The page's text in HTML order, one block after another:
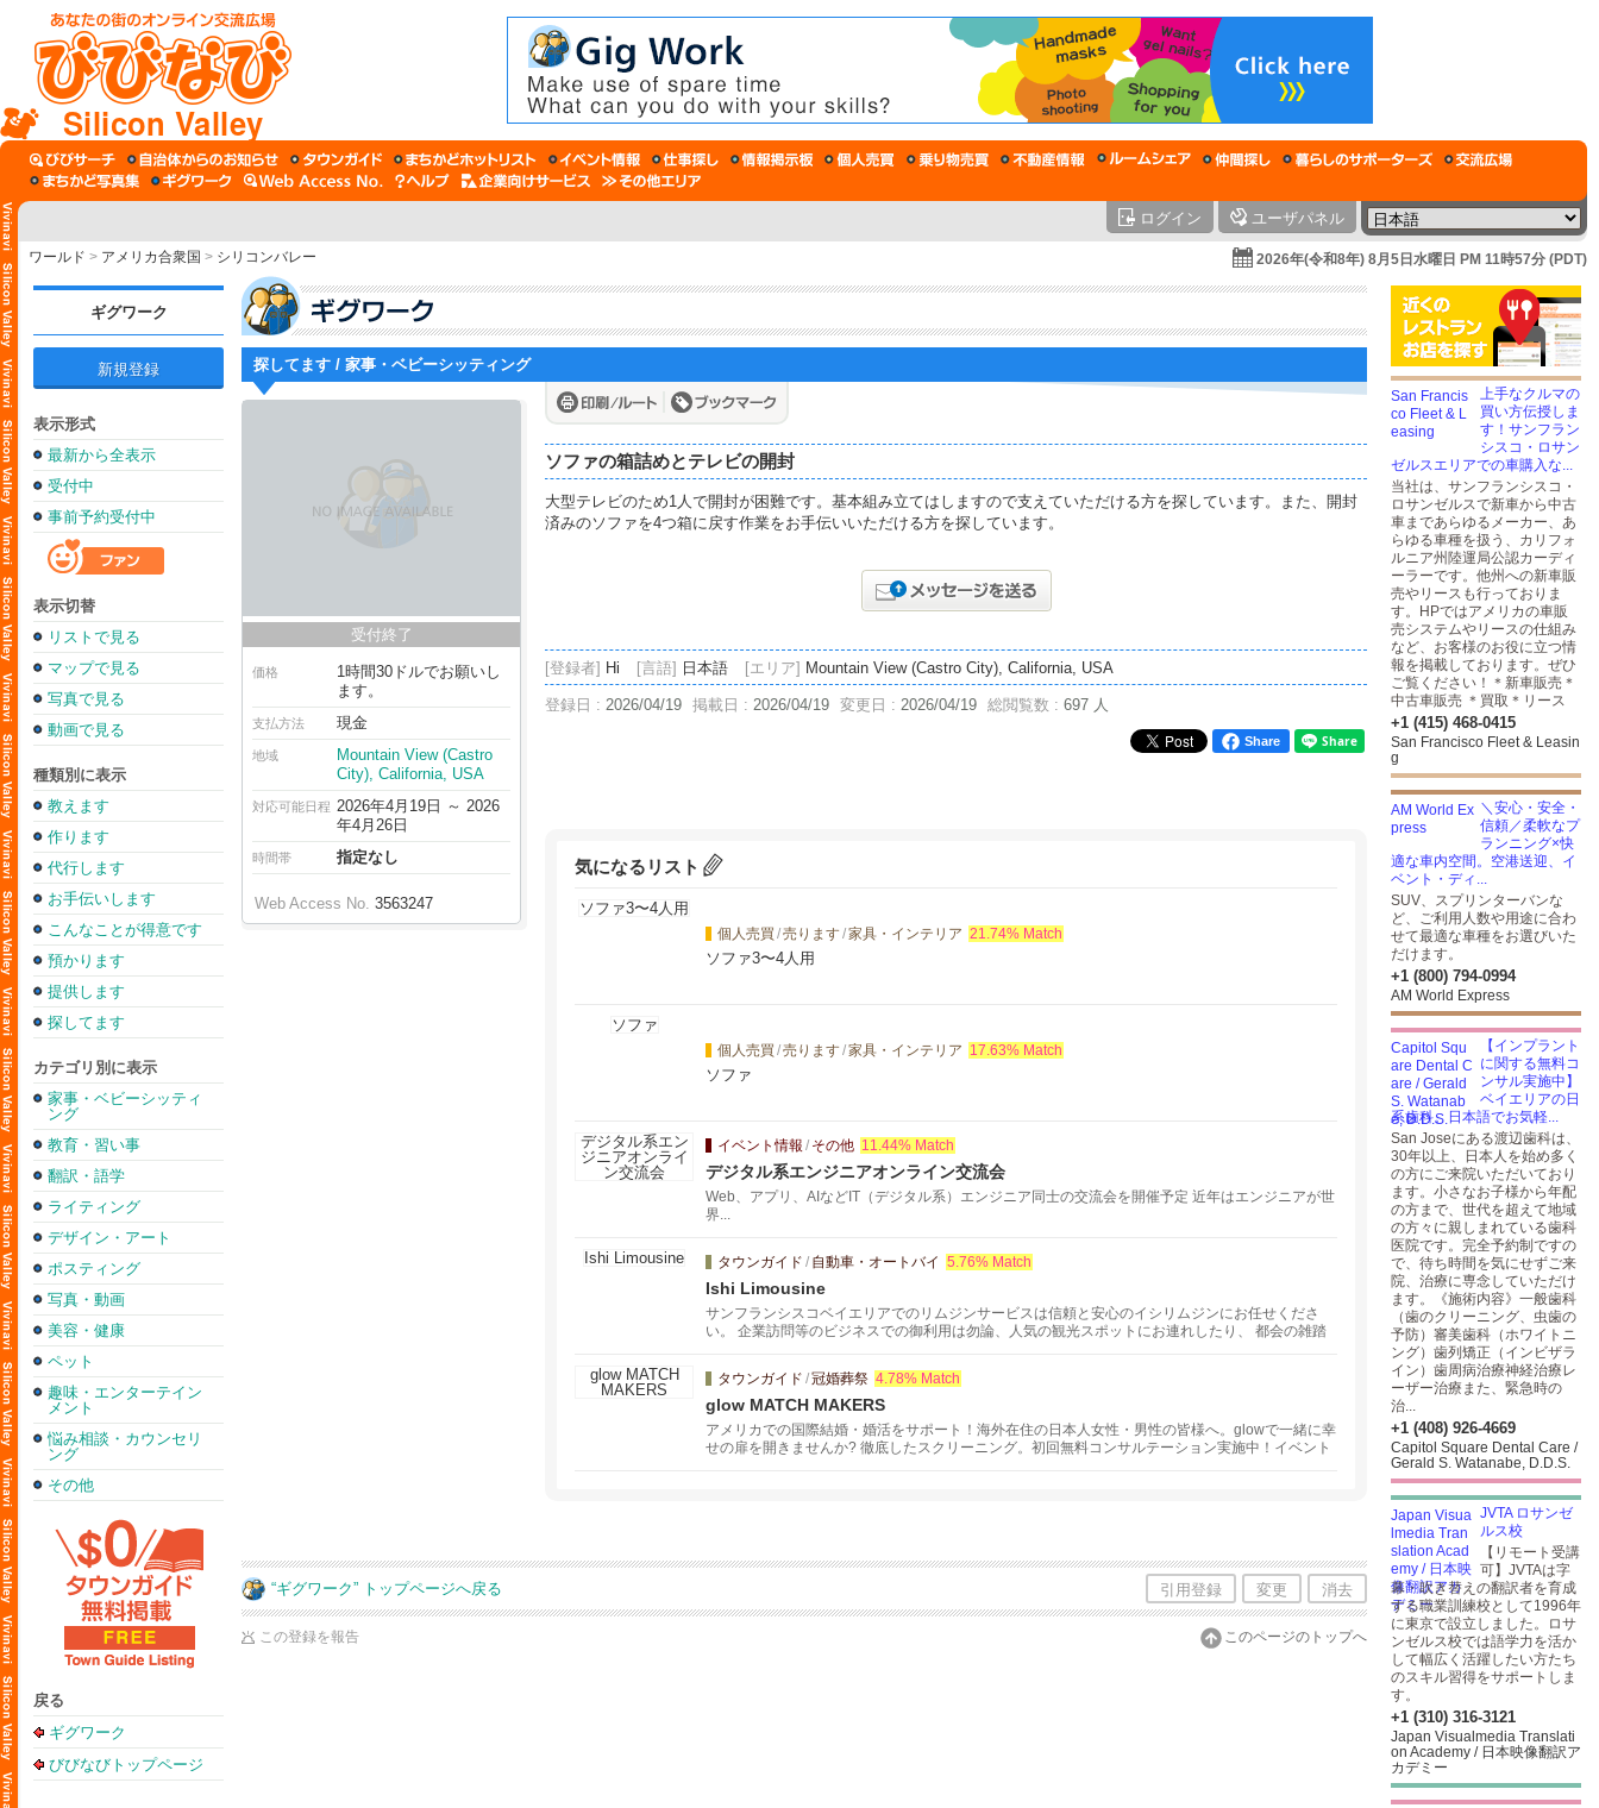
Silicon Valley
ログイン ユーザパネル
ワールド > アメリカ合衆国 > シリコンバレー 2026年(令和8年) 8月5日水曜日 PM 11時57分 (PDT)
ギグワーク
新規登録
表示形式
最新から全表示
受付中
事前予約受付中
表示切替
リストで見る
マップで見る
写真で見る
動画で見る
種類別に表示
教えます
作ります
代行します
お手伝いします
こんなことが得意です
預かります
提供します
探してます
カテゴリ別に表示
家事・ベビーシッティ
ング
教育・習い事
翻訳・語学
ライティング
デザイン・アート
ポスティング
写真・動画
美容・健康
ペット
趣味・エンターテイン
メント
悩み相談・カウンセリ
ング
その他
戻る
ギグワーク
びびなびトップページ
探してます / 家事・ベビーシッティング
受付終了
価格
1時間30ドルでお願いし
ます。
支払方法 現金
地域
Mountain View (Castro
City), California, USA
対応可能日程 2026年4月19日 ～ 2026
年4月26日
時間帯 指定なし
Web Access No. 3563247
ソファの箱詰めとテレビの開封
大型テレビのため1人で開封が困難です。基本組み立てはしますので支えていただける方を探しています。また、開封
済みのソファを4つ箱に戻す作業をお手伝いいただける方を探しています。
[登録者] Hi [言語] 日本語 [エリア] Mountain View (Castro City), California, USA
登録日 : 2026/04/19 掲載日 : 2026/04/19 変更日 : 2026/04/19 総閲覧数 : 697 人
Share
気になるリスト
個人売買 /売ります/家具・インテリア 21.74% Match
ソファ3〜4人用
個人売買 /売ります/家具・インテリア 17.63% Match
ソファ
イベント情報 / その他 11.44% Match
デジタル系エンジニアオンライン交流会
Web、アプリ、AIなどIT（デジタル系）エンジニア同士の交流会を開催予定 近年はエンジニアが世
界...
タウンガイド / 自動車・オートバイ 5.76% Match
Ishi Limousine
サンフランシスコベイエリアでのリムジンサービスは信頼と安心のイシリムジンにお任せくださ
い。 企業訪問等のビジネスでの御利用は勿論、人気の観光スポットにお連れしたり、 都会の雑踏
か。 フレンドリーなドライバーがご満足の頂けるサービスを提供させて頂きます。
タウンガイド /冠婚葬祭 4.78% Match
glow MATCH MAKERS
アメリカでの国際結婚・婚活をサポート！海外在住の日本人女性・男性の皆様へ。glowで一緒に幸
せの扉を開きませんか? 徹底したスクリーニング。初回無料コンサルテーション実施中！イベント
“ギグワーク” トップページへ戻る 引用登録 変更 消去
この登録を報告 このページのトップへ
上手なクルマの
買い方伝授しま
す！サンフラン
シスコ・ロサン
ゼルスエリアでの車購入な...
当社は、サンフランシスコ・
ロサンゼルスで新車から中古
車まであらゆるメーカー、あ
らゆる車種を扱う、カリフォ
ルニア州陸運局公認カーディ
ーラーです。他州への新車販
売やリースも行っておりま
す。HPではアメリカの車販
売システムやリースの仕組み
など、お客様のお役に立つ情
報を掲載しております。ぜひ
ご覧ください！＊新車販売＊
中古車販売 ＊買取＊リース
+1 (415) 468-0415
San Francisco Fleet & Leasin
g
＼安心・安全・
信頼／柔軟なプ
ランニング×快
適な車内空間。空港送迎、イ
ベント・ディ...
SUV、スプリンターバンな
ど、ご利用人数や用途に合わ
せて最適な車種をお選びいた
だけます。
+1 (800) 794-0994
AM World Express
【インプラント
に関する無料コ
ンサル実施中】
ベイエリアの日
系歯科。日本語でお気軽...
San Joseにある渡辺歯科は、
30年以上、日本人を始め多く
の方にご来院いただいており
ます。小さなお子様から年配
の方まで、世代を超えて地域
の方々に親しまれている歯科
医院です。完全予約制ですの
で、待ち時間を気にせずご来
院、治療に専念していただけ
ます。《施術内容》一般歯科
（歯のクリーニング、虫歯の
予防）審美歯科（ホワイトニ
ング）歯列矯正（インビザラ
イン）歯周病治療神経治療レ
ーザー治療また、緊急時の
治...
+1 (408) 926-4669
Capitol Square Dental Care /
Gerald S. Watanabe, D.D.S.
JVTA ロサンゼ
ルス校
【リモート受講
可】JVTAは字
幕・吹き替えの翻訳者を育成
する職業訓練校として1996年
に東京で設立しました。ロサ
ンゼルス校では語学力を活か
して幅広く活躍したい方たち
のスキル習得をサポートしま
す。
+1 (310) 316-3121
Japan Visualmedia Translati
on Academy / 日本映像翻訳ア
カデミー